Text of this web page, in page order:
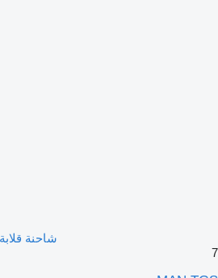
شاحنة قلابة MAN TGS
7